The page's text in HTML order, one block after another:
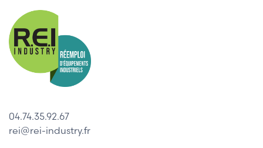
04.74.35.92.67
rei@rei-industry.fr